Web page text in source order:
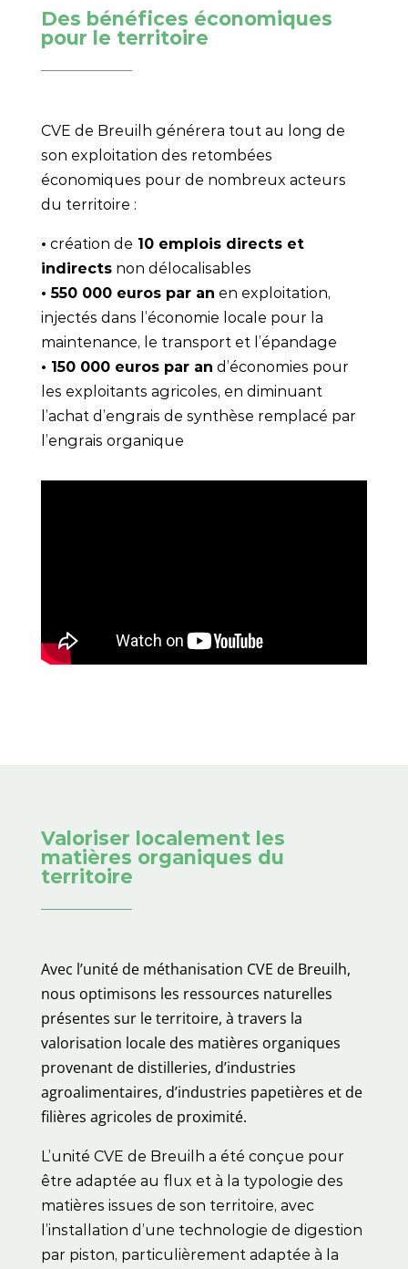
Des bénéfices économiques
pour le territoire
CVE de Breuilh générera tout au long de
son exploitation des retombées
économiques pour de nombreux acteurs
du territoire :
• création de 10 emplois directs et
indirectsnon délocalisables
• 550 000 euros par an en exploitation,
injectés dans l’économie locale pour la
maintenance, le transport et l’épandage
• 150 000 euros par an d’économies pour
les exploitants agricoles, en diminuant
l’achat d’engrais de synthèse remplacé par
l’engrais organique
Valoriser localement les
matières organiques du
territoire
Avec l’unité de méthanisation CVE de Breuilh,
nous optimisons les ressources naturelles
présentes sur le territoire, à travers la
valorisation locale des matières organiques
provenant de distilleries, d’industries
agroalimentaires, d’industries papetières et de
filières agricoles de proximité.
L’unité CVE de Breuilh a été conçue pour
être adaptée au flux et à la typologie des
matières issues de son territoire, avec
l’installation d’une technologie de digestion
par piston, particulièrement adaptée à la